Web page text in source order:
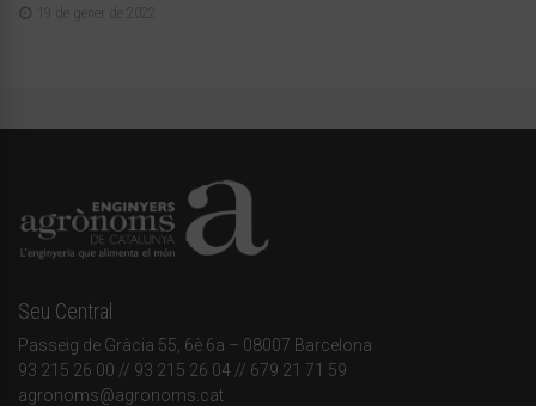
19 de gener de 2022
Seu Central
Passeig de Gràcia 55, 6è 6a – 08007 Barcelona
93 215 26 00 // 93 215 26 04 // 679 21 71 59
agronoms@agronoms.cat